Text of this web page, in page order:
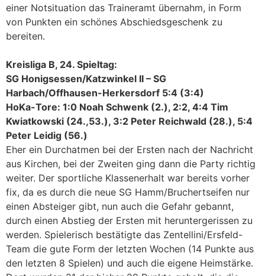
einer Notsituation das Traineramt übernahm, in Form
von Punkten ein schönes Abschiedsgeschenk zu
bereiten.
Kreisliga B, 24. Spieltag:
SG Honigsessen/Katzwinkel II – SG
Harbach/Offhausen-Herkersdorf 5:4 (3:4)
HoKa-Tore: 1:0 Noah Schwenk (2.), 2:2, 4:4 Tim
Kwiatkowski (24.,53.), 3:2 Peter Reichwald (28.), 5:4
Peter Leidig (56.)
Eher ein Durchatmen bei der Ersten nach der Nachricht
aus Kirchen, bei der Zweiten ging dann die Party richtig
weiter. Der sportliche Klassenerhalt war bereits vorher
fix, da es durch die neue SG Hamm/Bruchertseifen nur
einen Absteiger gibt, nun auch die Gefahr gebannt,
durch einen Abstieg der Ersten mit heruntergerissen zu
werden. Spielerisch bestätigte das Zentellini/Ersfeld-
Team die gute Form der letzten Wochen (14 Punkte aus
den letzten 8 Spielen) und auch die eigene Heimstärke.